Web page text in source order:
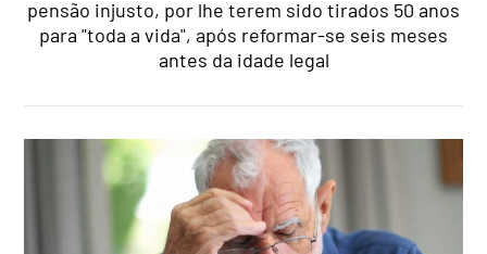
pensão injusto, por lhe terem sido tirados 50 anos
para "toda a vida", após reformar-se seis meses
antes da idade legal